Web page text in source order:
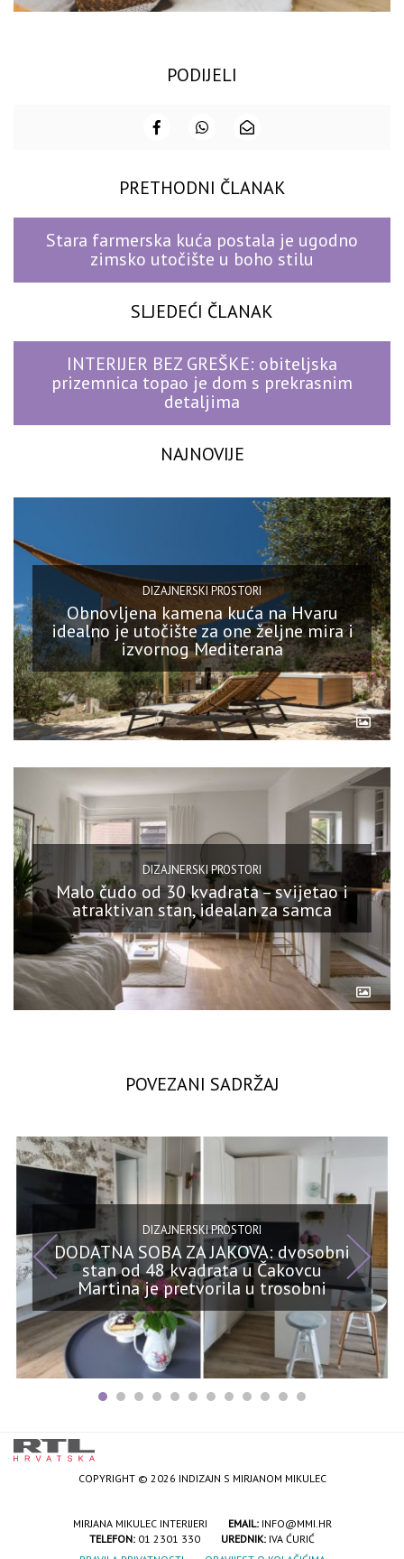
PODIJELI
PRETHODNI ČLANAK
Stara farmerska kuća postala je ugodno
zimsko utočište u boho stilu
SLJEDEĆI ČLANAK
INTERIJER BEZ GREŠKE: obiteljska
prizemnica topao je dom s prekrasnim
detaljima
NAJNOVIJE
DIZAJNERSKI PROSTORI
Obnovljena kamena kuća na Hvaru
idealno je utočište za one željne mira i
izvornog Mediterana
DIZAJNERSKI PROSTORI
Malo čudo od 30 kvadrata – svijetao i
atraktivan stan, idealan za samca
POVEZANI SADRŽAJ
DIZAJNERSKI PROSTORI
DODATNA SOBA ZA JAKOVA: dvosobni
stan od 48 kvadrata u Čakovcu
Martina je pretvorila u trosobni
COPYRIGHT © 2026 INDIZAJN S MIRJANOM MIKULEC
MIRJANA MIKULEC INTERIJERI EMAIL: INFO@MMI.HR
TELEFON: 01 2301 330 UREDNIK: IVA ĆURIĆ